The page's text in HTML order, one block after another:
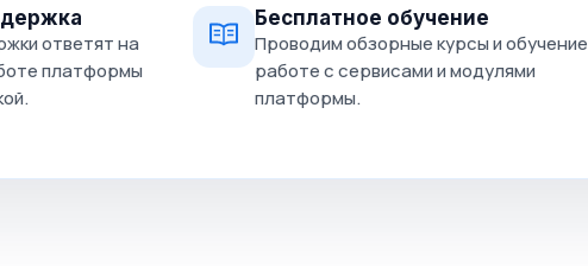
ответят на
платформы
Бесплатное обучение
Проводим обзорные курсы и обучение
работе с сервисами и модулями
платформы.